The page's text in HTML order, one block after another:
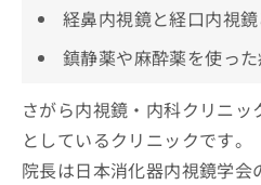
経鼻内視鏡と経口内視
鎮静薬や麻酔薬を使っ
さがら内視鏡・内科クリニ
としているクリニックです。
院長は日本消化器内視鏡学